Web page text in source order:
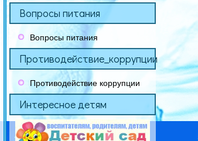
Вопросы питания
Вопросы питания
Противодействие_коррупции
Противодействие коррупции
Интересное детям